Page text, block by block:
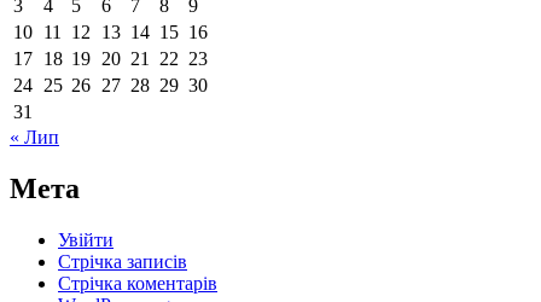
3
4 5 6 7 8
9
10 11 12 13 14 15 16
17 18 19 20 21 22 23
24 25 26 27 28 29 30
31
« Лип
Мета
Увійти
Стрічка записів
Стрічка коментарів